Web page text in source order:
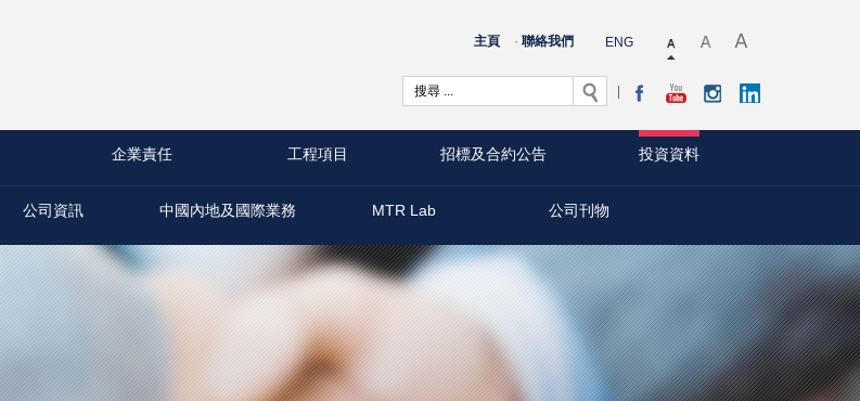
主頁 聯絡我們 ENG
企業責任 工程項目 招標及合約公告 投資資料
公司資訊 中國內地及國際業務 MTR Lab 公司刊物